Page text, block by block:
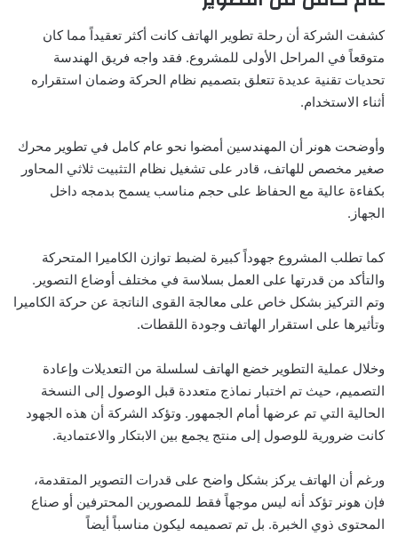
كشفت الشركة أن رحلة تطوير الهاتف كانت أكثر تعقيداً مما كان
متوقعاً في المراحل الأولى للمشروع. فقد واجه فريق الهندسة
تحديات تقنية عديدة تتعلق بتصميم نظام الحركة وضمان استقراره
أثناء الاستخدام.
وأوضحت هونر أن المهندسين أمضوا نحو عام كامل في تطوير محرك
صغير مخصص للهاتف، قادر على تشغيل نظام التثبيت ثلاثي المحاور
بكفاءة عالية مع الحفاظ على حجم مناسب يسمح بدمجه داخل
الجهاز.
كما تطلب المشروع جهوداً كبيرة لضبط توازن الكاميرا المتحركة
والتأكد من قدرتها على العمل بسلاسة في مختلف أوضاع التصوير.
وتم التركيز بشكل خاص على معالجة القوى الناتجة عن حركة الكاميرا
وتأثيرها على استقرار الهاتف وجودة اللقطات.
وخلال عملية التطوير خضع الهاتف لسلسلة من التعديلات وإعادة
التصميم، حيث تم اختبار نماذج متعددة قبل الوصول إلى النسخة
الحالية التي تم عرضها أمام الجمهور. وتؤكد الشركة أن هذه الجهود
كانت ضرورية للوصول إلى منتج يجمع بين الابتكار والاعتمادية.
ورغم أن الهاتف يركز بشكل واضح على قدرات التصوير المتقدمة،
فإن هونر تؤكد أنه ليس موجهاً فقط للمصورين المحترفين أو صناع
المحتوى ذوي الخبرة. بل تم تصميمه ليكون مناسباً أيضاً